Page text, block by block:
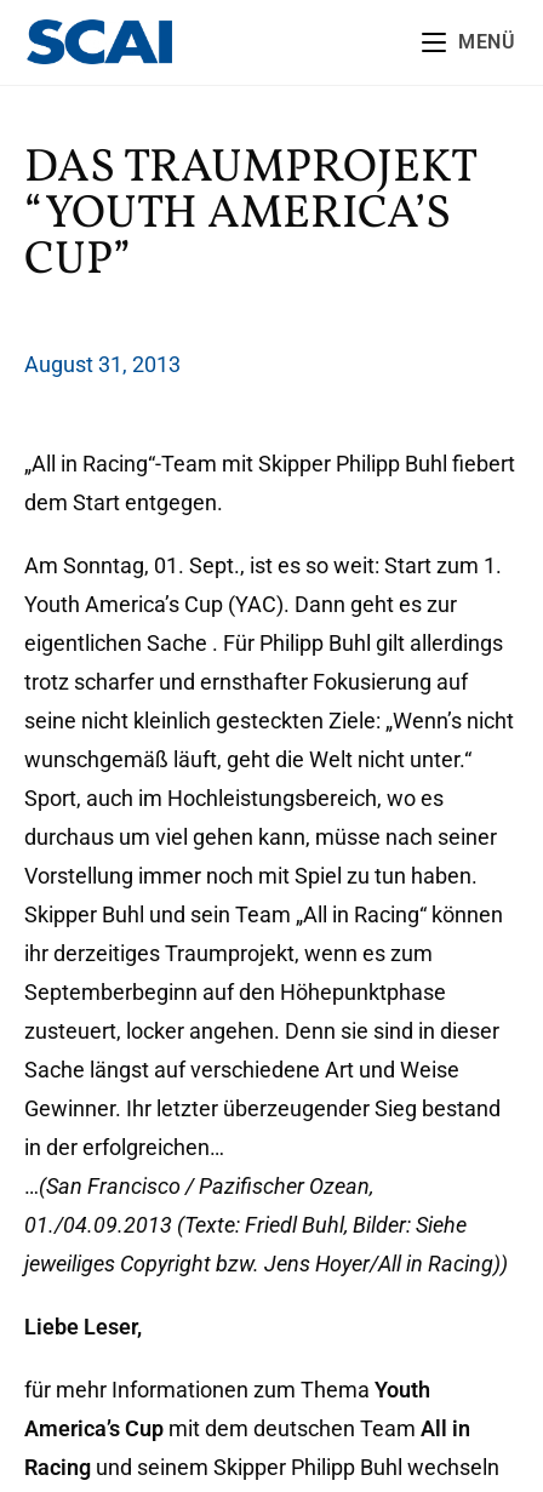
MENÜ
DAS TRAUMPROJEKT
“YOUTH AMERICA’S
CUP”
August 31, 2013
„All in Racing“-Team mit Skipper Philipp Buhl fiebert
dem Start entgegen.
Am Sonntag, 01. Sept., ist es so weit: Start zum 1.
Youth America’s Cup (YAC). Dann geht es zur
eigentlichen Sache . Für Philipp Buhl gilt allerdings
trotz scharfer und ernsthafter Fokusierung auf
seine nicht kleinlich gesteckten Ziele: „Wenn’s nicht
wunschgemäß läuft, geht die Welt nicht unter.“
Sport, auch im Hochleistungsbereich, wo es
durchaus um viel gehen kann, müsse nach seiner
Vorstellung immer noch mit Spiel zu tun haben.
Skipper Buhl und sein Team „All in Racing“ können
ihr derzeitiges Traumprojekt, wenn es zum
Septemberbeginn auf den Höhepunktphase
zusteuert, locker angehen. Denn sie sind in dieser
Sache längst auf verschiedene Art und Weise
Gewinner. Ihr letzter überzeugender Sieg bestand
in der erfolgreichen…
…(San Francisco / Pazifischer Ozean,
01./04.09.2013 (Texte: Friedl Buhl, Bilder: Siehe
jeweiliges Copyright bzw. Jens Hoyer/All in Racing))
Liebe Leser,
für mehr Informationen zum Thema Youth
America’s Cup mit dem deutschen Team All in
Racing und seinem Skipper Philipp Buhl wechseln